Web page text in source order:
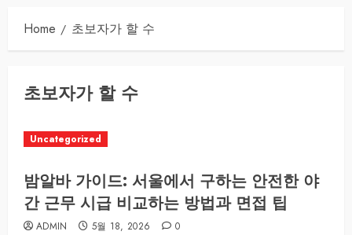
Home 초보자가 할 수
초보자가 할 수
Uncategorized
밤알바 가이드: 서울에서 구하는 안전한 야
간 근무 시급 비교하는 방법과 면접 팁
ADMIN 5월 18, 2026 0